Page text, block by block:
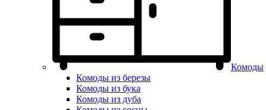
Комоды
Комоды из березы
Комоды из бука
Комоды из дуба